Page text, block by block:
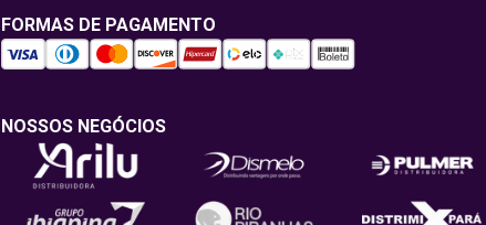
FORMAS DE PAGAMENTO
NOSSOS NEGÓCIOS